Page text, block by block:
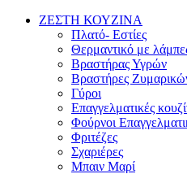
ΖΕΣΤΗ ΚΟΥΖΙΝΑ
Πλατό- Εστίες
Θερμαντικό με
Βραστήρας Υγρών
Βραστήρες
Γύροι
Επαγγελματικές
Φούρνοι
Φριτέζες
Σχαριέρες
Μπαιν Μαρί